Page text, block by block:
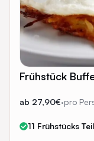
Frühstück
ab 27,90€·pro
11 Frühstücks